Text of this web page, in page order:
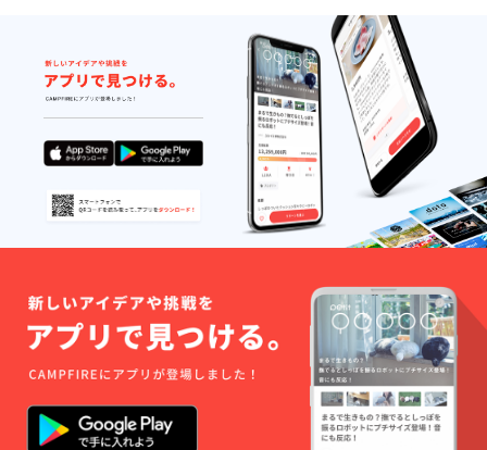
品の撤
収は日
曜19時
までに
完了さ
せてく
ださ
い。
キョー
の打ち
合わせ
スペー
スで使
用しま
す。 ★
作品の
搬入・
展示は
利用者
でお願
いしま
す。作
入は月
曜11時
から2時
間、作
品の撤
収は日
曜19時
までに
完了さ